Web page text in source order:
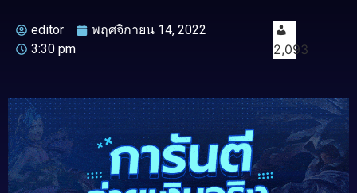
editor
พฤศจิกายน 14, 2022
3:30 pm
2,093